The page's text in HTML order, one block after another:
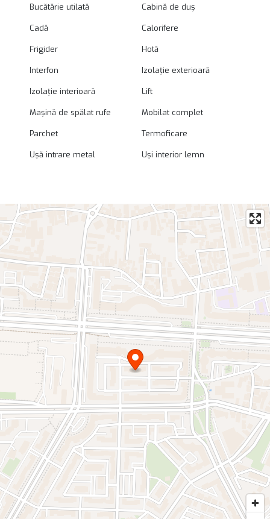
Bucătărie utilată Cabină de duș
Cadă Calorifere
Frigider Hotă
Interfon Izolație exterioară
Izolație interioară Lift
Mașină de spălat rufe Mobilat complet
Parchet Termoficare
Ușă intrare metal Uși interior lemn